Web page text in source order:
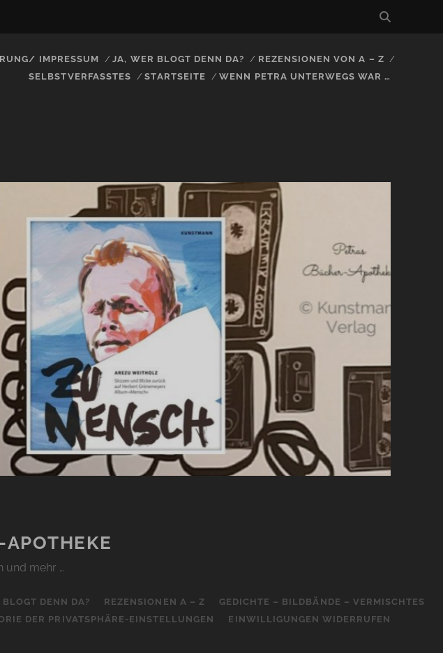
IMPRESSUM JA, WER BLOGT DENN DA?
REZENSIONEN VON A – Z
SELBSTVERFASSTES
STARTSEITE WENN PETRA UNTERWEGS WAR …
APOTHEKE
und mehr …
DENN DA? REZENSIONEN A – Z
GEDICHTE – BILDBÄNDE – VERMISCHTES
DER PRIVATSPHÄRE-EINSTELLUNGEN EINWILLIGUNGEN WIDERRUFEN